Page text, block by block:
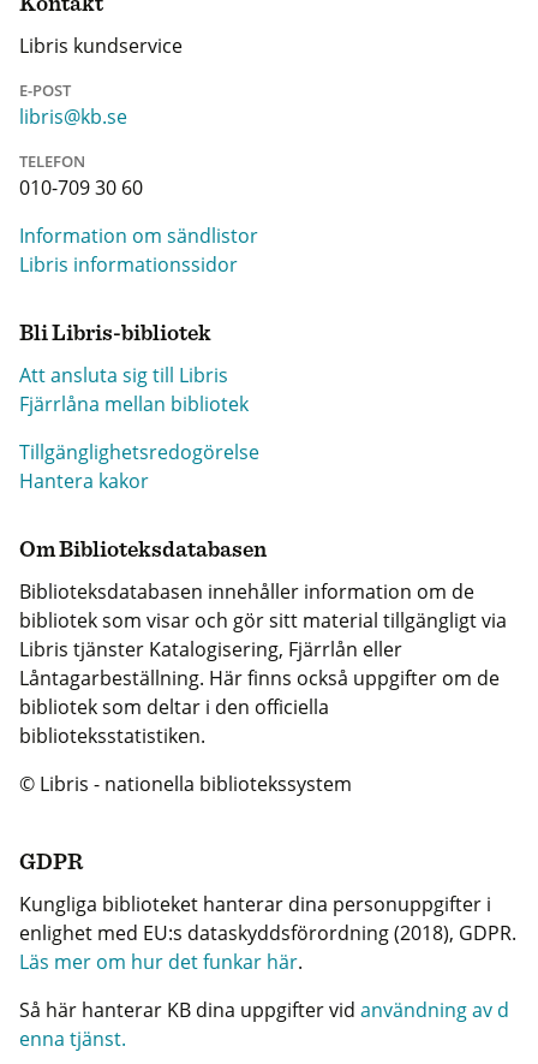
Libris kundservice
E-POST
libris@kb.se
TELEFON
010-709 30 60
Information om sändlistor
Libris informationssidor
Bli Libris-bibliotek
Att ansluta sig till Libris
Fjärrlåna mellan bibliotek
Tillgänglighetsredogörelse
Hantera kakor
Om Biblioteksdatabasen
Biblioteksdatabasen innehåller information om de
bibliotek som visar och gör sitt material tillgängligt via
Libris tjänster Katalogisering, Fjärrlån eller
Låntagarbeställning. Här finns också uppgifter om de
bibliotek som deltar i den officiella
biblioteksstatistiken.
© Libris - nationella bibliotekssystem
GDPR
Kungliga biblioteket hanterar dina personuppgifter i
enlighet med EU:s dataskyddsförordning (2018), GDPR.
Läs mer om hur det funkar här.
Så här hanterar KB dina uppgifter vid användning av d
enna tjänst.